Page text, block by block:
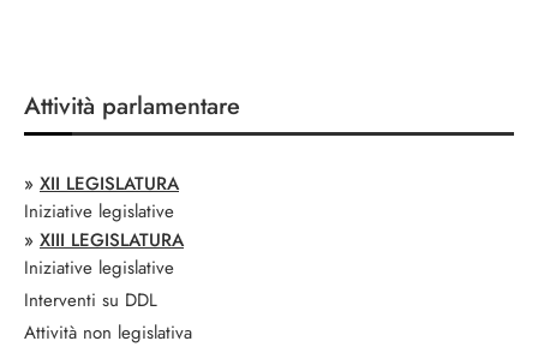
Attività parlamentare
» XII LEGISLATURA
Iniziative legislative
» XIII LEGISLATURA
Iniziative legislative
Interventi su DDL
Attività non legislativa